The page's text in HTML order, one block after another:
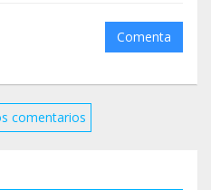
pequenosconhipertensi
Comenta
comentarios